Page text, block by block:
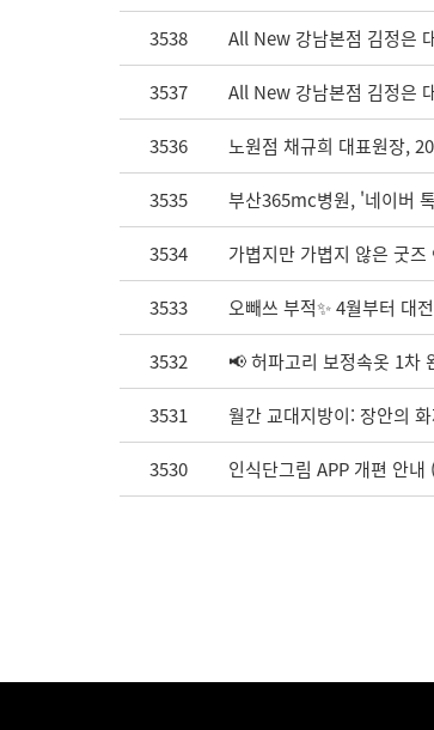
3538 All New 강남본점 김정은
3537 All New 강남본점 김정은
3536 노원점 채규희 대표원장,
3535 부산365mc병원, '네이버
3534 가볍지만 가볍지 않은 굿
3533 오빼쓰 부적✨ 4월부터 대
3532 📢 허파고리 보정속옷 1차
3531 월간 교대지방이: 장안의
3530 인식단그림 APP 개편 안